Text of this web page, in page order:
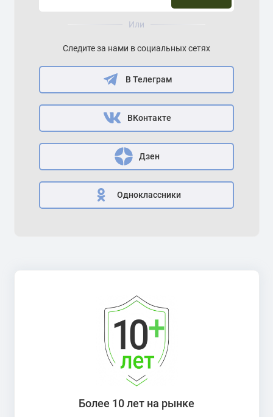
Или
Следите за нами в социальных сетях
В Телеграм
ВКонтакте
Дзен
Одноклассники
Более 10 лет на рынке